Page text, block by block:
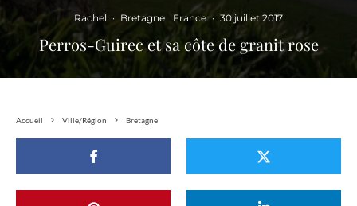
Rachel · Bretagne France · 30 juillet 2017
Perros-Guirec et sa côte de granit rose
Accueil Ville/Région Bretagne